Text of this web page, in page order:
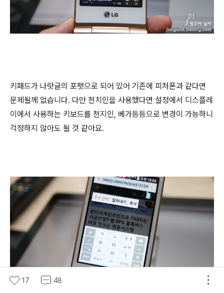
키패드가 나랏글의 포팻으로 되어 있어 기존에 피처폰과 같다면
문제될께 없습니다. 다만 천치인을 사용했다면 설정에서 디스플레
이에서 사용하는 키보드를 천지인, 베가등등으로 변경이 가능하니
걱정하지 않아도 될 것 같아요.
17 48